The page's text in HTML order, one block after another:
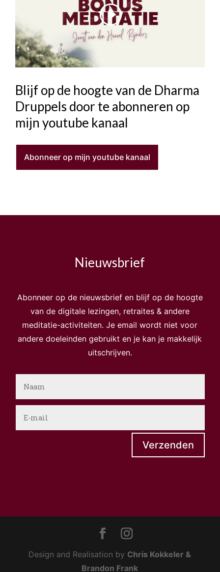
Blijf op de hoogte van de Dharma
Druppels door te abonneren op
mijn youtube kanaal
Abonneer op mijn youtube kanaal
Nieuwsbrief
Abonneer op de nieuwsbrief en blijf op de hoogte
van de digitale lezingen, retraites & andere
meditatie-activiteiten. Je email wordt niet voor
andere doeleinden gebruikt en je kan je makkelijk
uitschrijven.
Verzenden
Design and Realisation by Chris Kokkeler &
Brandon Frank